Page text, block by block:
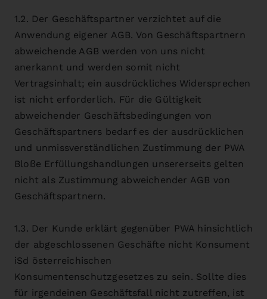
1.2. Der Geschäftspartner verzichtet auf die
Anwendung eigener AGB. Von Geschäftspartnern
abweichende AGB werden von uns nicht
anerkannt und werden somit nicht
Vertragsinhalt; ein ausdrückliches Widersprechen
ist nicht erforderlich. Für die Gültigkeit
abweichender Geschäftsbedingungen von
Geschäftspartners bedarf es der ausdrücklichen
und unmissverständlichen Zustimmung der PWA
Bloße Erfüllungshandlungen unsererseits gelten
nicht als Zustimmung abweichender AGB von
Geschäftspartnern.
1.3. Der Kunde erklärt gegenüber PWA hinsichtlich
der abgeschlossenen Geschäfte nicht Konsument
iSd österreichischen
Konsumentenschutzgesetzes zu sein. Sollte dies
für irgendeinen Geschäftsfall nicht zutreffen, ist